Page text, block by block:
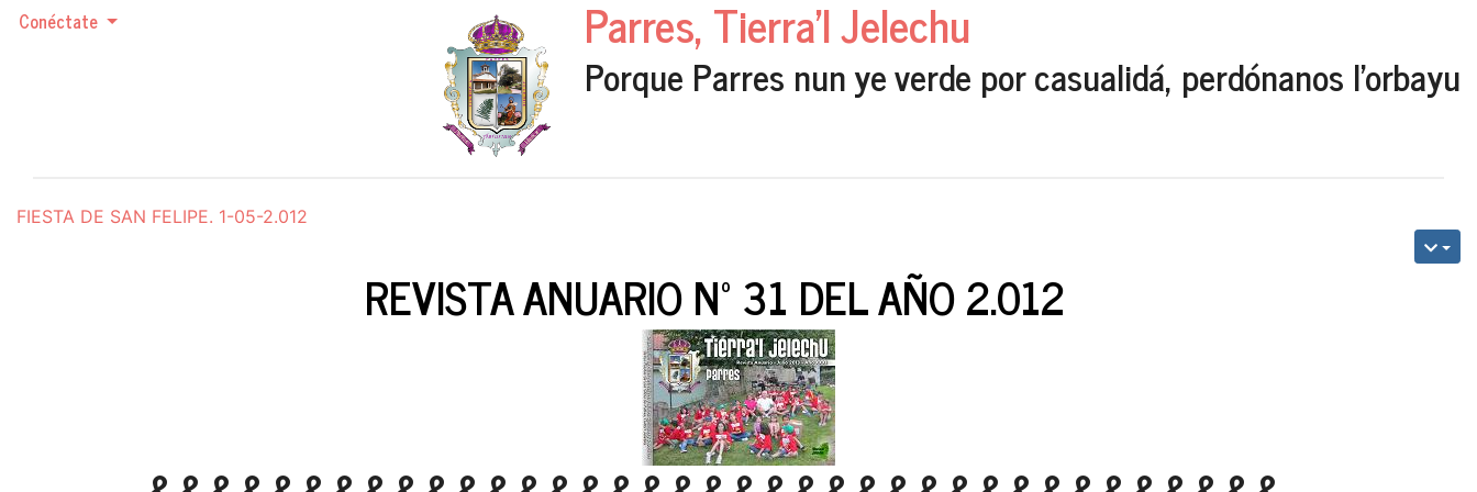
Conéctate Parres, Tierra'l Jelechu
Porque Parres nun ye verde por casualidá, perdónanos l'orbayu
FIESTA DE SAN FELIPE. 1-05-2.012
REVISTA ANUARIO Nº 31 DEL AÑO 2.012